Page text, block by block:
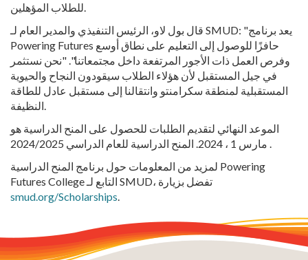
للطلاب المؤهلين.
قال بول لاو، الرئيس التنفيذي والمدير العام لـ SMUD: "يعد برنامج
Powering Futures حافزًا للوصول إلى التعليم على نطاق أوسع
وفرص العمل ذات الأجور المرتفعة داخل مجتمعاتنا". "نحن نستثمر
في جيل المستقبل لأن هؤلاء الطلاب سيقودون النجاح والحيوية
المستقبلية لمنطقة سكرامنتو وانتقالنا إلى مستقبل عادل للطاقة
النظيفة.
الموعد النهائي لتقديم الطلبات للحصول على المنح الدراسية هو
مارس 1 ، 2024. المنح الدراسية للعام الدراسي 2024/2025 .
لمزيد من المعلومات حول برنامج المنح الدراسية Powering
Futures College التابع لـ SMUD، تفضل بزيارة
smud.org/Scholarships.